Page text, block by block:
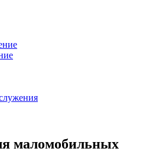
маломобильных